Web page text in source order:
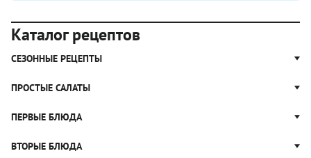
Каталог рецептов
СЕЗОННЫЕ РЕЦЕПТЫ
Рецепты из капусты
Рецепты с грибами
Яблочные пироги
ПРОСТЫЕ САЛАТЫ
Простые салаты
Салат Цезарь
ПЕРВЫЕ БЛЮДА
Щи
ВТОРЫЕ БЛЮДА